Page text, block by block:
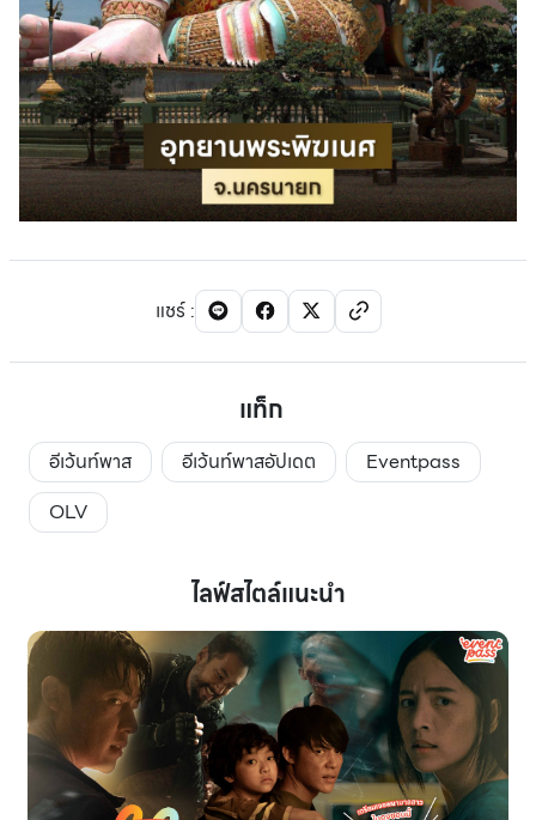
แชร์:
แท็ก
อีเว้นท์พาส อีเว้นท์พาสอัปเดต
Eventpass
OLV
ไลฟ์สไตล์แนะนำ